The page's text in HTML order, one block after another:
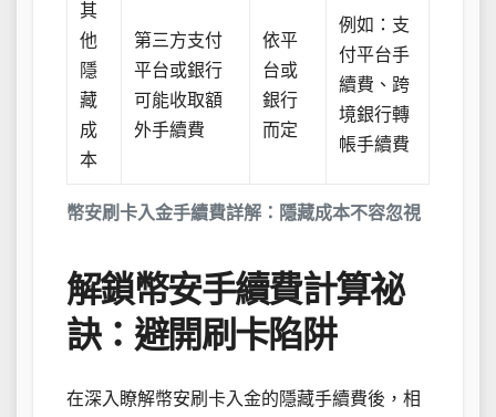
幣安刷卡入金手續費詳解：隱藏成本不容忽視
其
他
隱
藏
成
本
第三方支付
平台或銀行
可能收取額
外手續費
依平
台或
銀行
而定
例如：支
付平台手
續費、跨
境銀行轉
帳手續費
解鎖幣安手續費計算祕
訣：避開刷卡陷阱
在深入瞭解幣安刷卡入金的隱藏手續費後，相